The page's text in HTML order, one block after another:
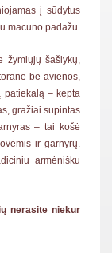
į sūdytus
macuno padažu.
žymiųjų šašlykų,
be avienos,
patiekalą – kepta
gražiai supintas
– tai košė
ir garnyrų.
armėnišku
nerasite niekur